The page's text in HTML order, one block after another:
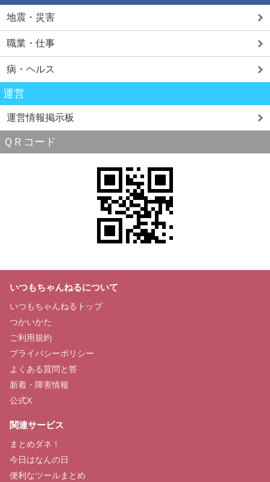
地震・災害
職業・仕事
病・ヘルス
運営
運営情報掲示板
ＱＲコード
いつもちゃんねるについて
いつもちゃんねるトップ
つかいかた
ご利用規約
プライバシーポリシー
よくある質問と答
新着・障害情報
公式X
関連サービス
まとめダネ！
今日はなんの日
便利なツールまとめ